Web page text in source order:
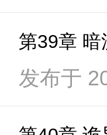
第39章 暗
发布于